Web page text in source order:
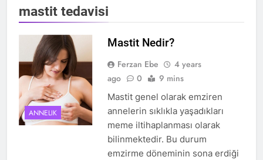
mastit tedavisi
ANNELIK
Mastit Nedir?
Ferzan Ebe
4 years
ago
0 9 mins
Mastit genel olarak emziren
annelerin sıklıkla yaşadıkları
meme iltihaplanması olarak
bilinmektedir. Bu durum
emzirme döneminin sona erdiği